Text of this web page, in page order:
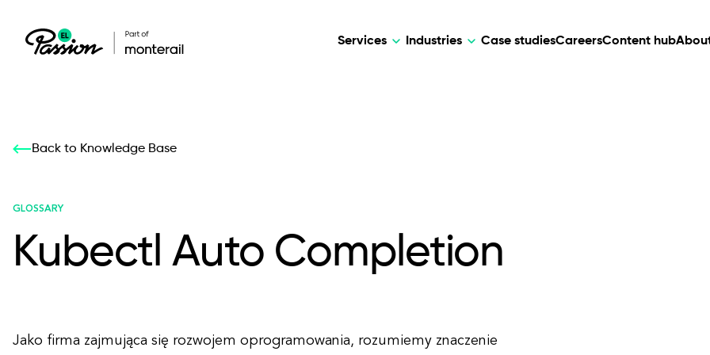
Services
Our services: build,
All services
Industries
Our services: build,
Case studiesCareersContent hub
Back to Knowledge Base
GLOSSARY
Kubectl Auto Completion
Jako firma zajmująca się rozwojem oprogramowania, rozumiemy znaczenie